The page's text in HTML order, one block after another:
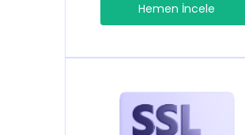
Hemen İncele